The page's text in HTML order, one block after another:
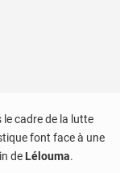
le cadre de la lutte
font face à une
de Lélouma.